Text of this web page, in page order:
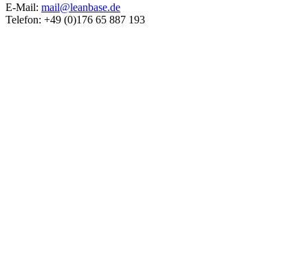
E-Mail: mail@leanbase.de
Telefon: +49 (0)176 65 887 193